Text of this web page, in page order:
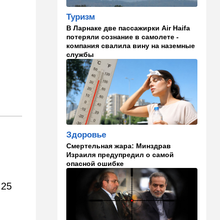
Что изменилось в аэропорту
Бен-Гурион после войны:
безопасность и советы
пассажирам
13:58 Здоровье
Какие продукты помогают
легче переносить стресс:
что выяснили ученые
13:47 Ближний Восток
Турция все ближе подходит
отношениях с Израилем:
провокационное заявление
13:45 В мире
Помидоры научились
предупреждать соседей об
опасном вирусе
Туризм
В Ларнаке две пассажирки Air Haifa
потеряли сознание в самолете -
компания свалила вину на наземные
службы
Здоровье
Смертельная жара: Минздрав
Израиля предупредил о самой
опасной ошибке